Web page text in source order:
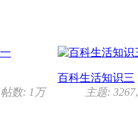
帖数: 1万
百科生活知识三
主题: 3267,